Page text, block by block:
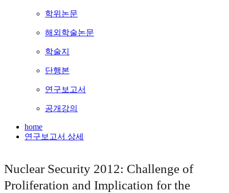
학위논문
해외학술논문
학술지
단행본
연구보고서
공개강의
home
연구보고서 상세
Nuclear Security 2012: Challenge of
Proliferation and Implication for the